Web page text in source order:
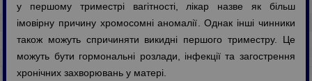
у першому триместрі вагітності, лікар назве як більш
імовірну причину хромосомні аномалії. Однак інші чинники
також можуть спричиняти викидні першого триместру. Це
можуть бути гормональні розлади, інфекції та загострення
хронічних захворювань у матері.